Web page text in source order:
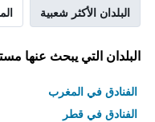
البلدان الأكثر شعبية
البلدان التي يبحث عنها
الفنادق في المغرب
الفنادق في قطر